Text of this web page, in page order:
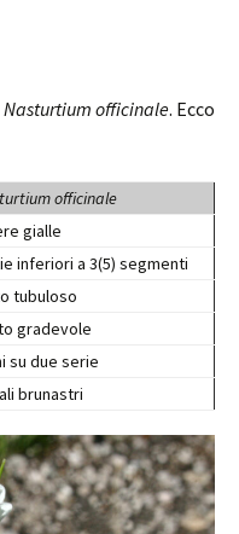
Nasturtium officinale. Ecco
officinale
gialle
inferiori a 3(5) segmenti
tubuloso
gradevole
su due serie
brunastri